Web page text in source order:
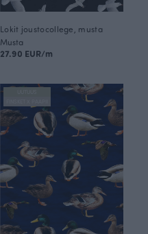
Lokit joustocollege, musta
Musta
27.90 EUR/m